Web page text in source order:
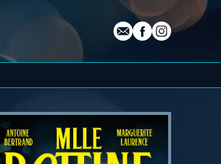
E-mailProfil Facebook
Profil